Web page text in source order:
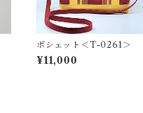
ポシェット＜T-0261＞
¥11,000